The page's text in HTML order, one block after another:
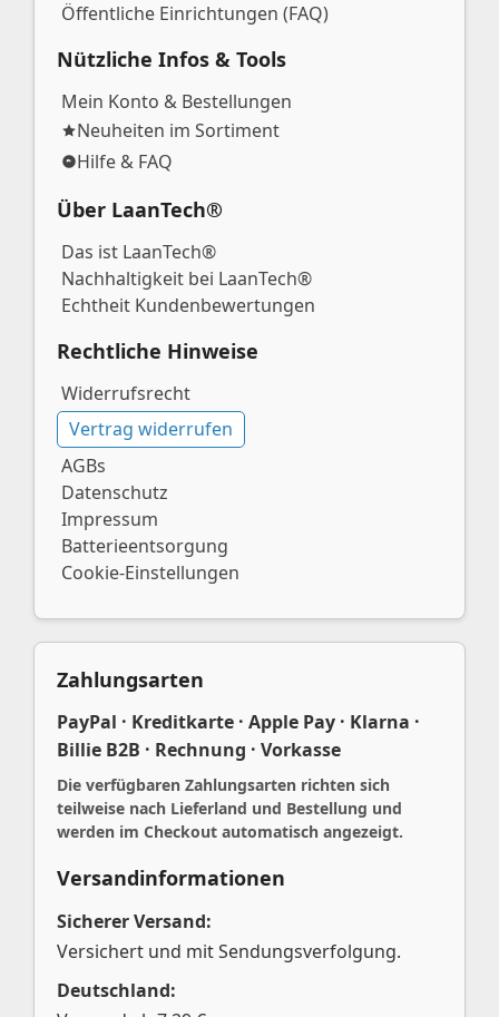
Öffentliche Einrichtungen (FAQ)
Nützliche Infos & Tools
Mein Konto & Bestellungen
Neuheiten im Sortiment
Hilfe & FAQ
Über LaanTech®
Das ist LaanTech®
Nachhaltigkeit bei LaanTech®
Echtheit Kundenbewertungen
Rechtliche Hinweise
Widerrufsrecht
Vertrag widerrufen
AGBs
Datenschutz
Impressum
Batterieentsorgung
Cookie-Einstellungen
Zahlungsarten
PayPal · Kreditkarte · Apple Pay · Klarna ·
Billie B2B · Rechnung · Vorkasse
Die verfügbaren Zahlungsarten richten sich
teilweise nach Lieferland und Bestellung und
werden im Checkout automatisch angezeigt.
Versandinformationen
Sicherer Versand:
Versichert und mit Sendungsverfolgung.
Deutschland: